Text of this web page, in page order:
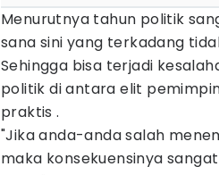
Menurutnya tahun politik
sana sini yang terkadang
Sehingga bisa terjadi
politik di antara elit
praktis .
"Jika anda-anda salah
maka konsekuensinya